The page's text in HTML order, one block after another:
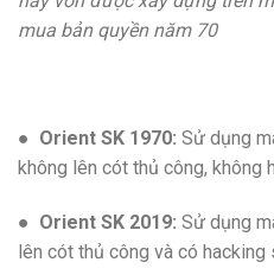
mua bản quyền năm 70
● Orient SK 1970: Sử dụng
không lên cót thủ công, không
● Orient SK 2019: Sử dụng
lên cót thủ công và có hacking